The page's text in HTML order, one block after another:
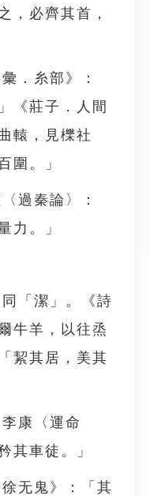
，必齊其首，
．糸部》：
《莊子．人間
轅，見櫟社
圍。」
過秦論〉：
力。」
「潔」。《詩
牛羊，以往烝
絜其居，美其
康〈運命
其車徒。」
无鬼》：「其